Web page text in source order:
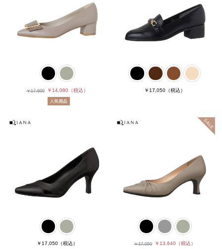
￥17,600 ￥14,080 （税込） ￥17,050（税込）
￥17,050 （税込） ￥17,050 ￥13,640（税込）